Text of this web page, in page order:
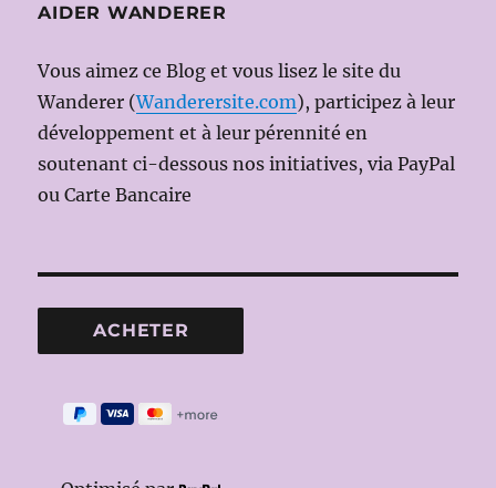
AIDER WANDERER
Vous aimez ce Blog et vous lisez le site du
Wanderer (Wanderersite.com), participez à leur
développement et à leur pérennité en
soutenant ci-dessous nos initiatives, via PayPal
ou Carte Bancaire